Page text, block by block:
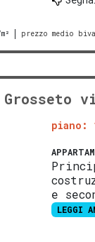
prezzo medio
piano:
e
LEGGI